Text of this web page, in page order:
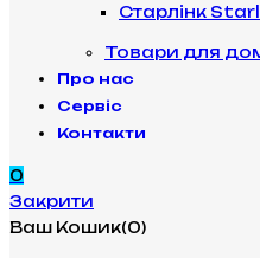
Старлінк
Товари для
Про нас
Сервіс
Контакти
0
Закрити
Ваш Кошик(0)